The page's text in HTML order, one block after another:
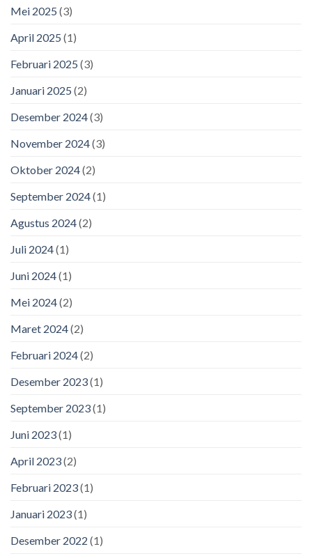
Mei 2025 (3)
April 2025 (1)
Februari 2025 (3)
Januari 2025 (2)
Desember 2024(3)
November 2024(3)
Oktober 2024(2)
September 2024(1)
Agustus 2024(2)
Juli 2024(1)
Juni 2024(1)
Mei 2024(2)
Maret 2024(2)
Februari 2024(2)
Desember 2023(1)
September 2023(1)
Juni 2023(1)
April 2023(2)
Februari 2023(1)
Januari 2023(1)
Desember 2022 (1)